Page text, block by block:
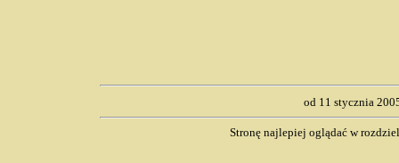
od 11 stycznia
Stronę najlepiej oglądać w